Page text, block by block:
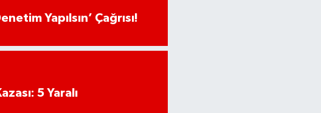
Yapılsın’ Çağrısı!
5 Yaralı